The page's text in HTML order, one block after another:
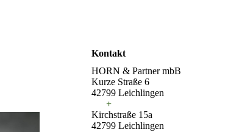
Kontakt
HORN & Partner mbB
Kurze Straße 6
42799 Leichlingen
+
Kirchstraße 15a
42799 Leichlingen